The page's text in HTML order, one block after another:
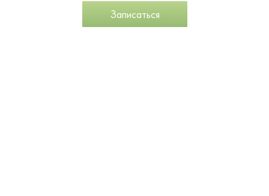
Записаться